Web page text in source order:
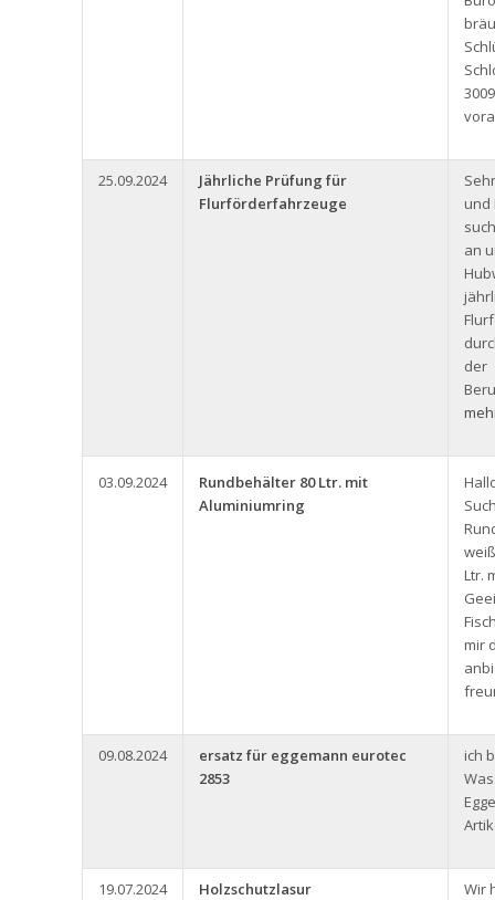
25.09.2024
Jährliche Prüfung für
Flurförderfahrzeuge
und
an
der
03.09.2024
Rundbehälter 80 Ltr. mit
Aluminiumring
Ltr.
mir
09.08.2024
ersatz für eggemann eurotec
2853
ich
19.07.2024 Holzschutzlasur
Wir